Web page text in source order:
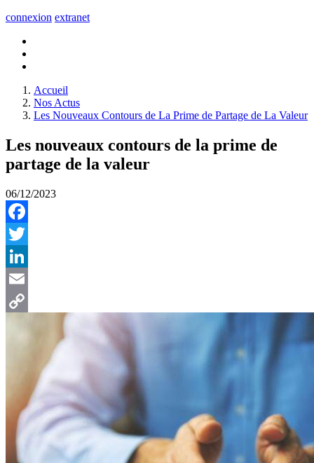
connexion extranet
Accueil
Nos Actus
Les Nouveaux Contours de La Prime de Partage de La Valeur
Les nouveaux contours de la prime de
partage de la valeur
06/12/2023
Facebook
Twitter
LinkedIn
Email